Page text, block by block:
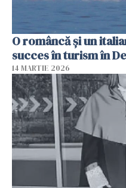
O româncă și un
succes în turism în
14 MARTIE 2026